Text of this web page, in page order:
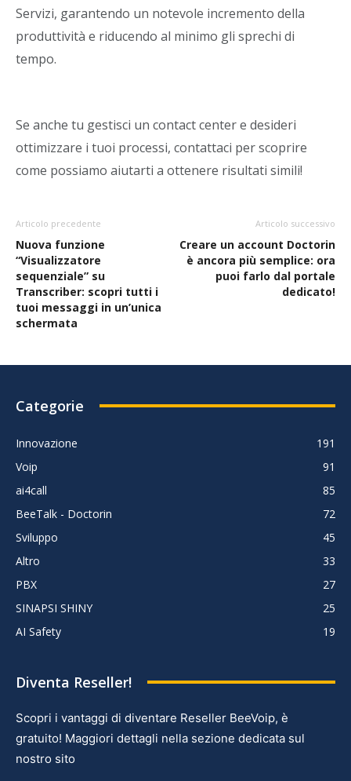
Servizi, garantendo un notevole incremento della
produttività e riducendo al minimo gli sprechi di
tempo.
Se anche tu gestisci un contact center e desideri
ottimizzare i tuoi processi, contattaci per scoprire
come possiamo aiutarti a ottenere risultati simili!
Articolo precedente
Nuova funzione
“Visualizzatore
sequenziale” su
Transcriber: scopri tutti i
tuoi messaggi in un’unica
schermata
Articolo successivo
Creare un account Doctorin
è ancora più semplice: ora
puoi farlo dal portale
dedicato!
Categorie
Innovazione
191
Voip
91
ai4call
85
BeeTalk - Doctorin
72
Sviluppo
45
Altro
33
PBX
27
SINAPSI SHINY
25
AI Safety
19
Diventa Reseller!
Scopri i vantaggi di diventare Reseller BeeVoip, è
gratuito! Maggiori dettagli nella sezione dedicata sul
nostro sito